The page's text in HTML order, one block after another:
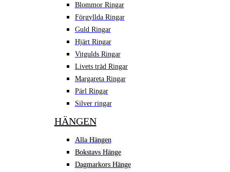
Blommor Ringar
Förgyllda Ringar
Guld Ringar
Hjärt Ringar
Vitgulds Ringar
Livets träd Ringar
Margareta Ringar
Pärl Ringar
Silver ringar
HÄNGEN
Alla Hängen
Bokstavs Hänge
Dagmarkors Hänge